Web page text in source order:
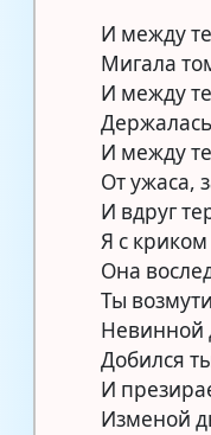
И между
Мигала
И между
И между
От ужаса,
И вдруг
Я с
Она
Ты
Невинной
Добился
И
Изменой